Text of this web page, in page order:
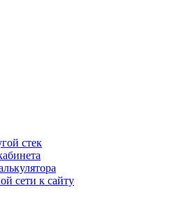
стек
сети к сайту